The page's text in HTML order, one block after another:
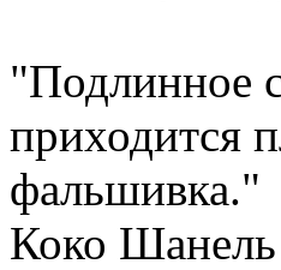
"Подлинное
приходится
фальшивка."
Коко Шанель